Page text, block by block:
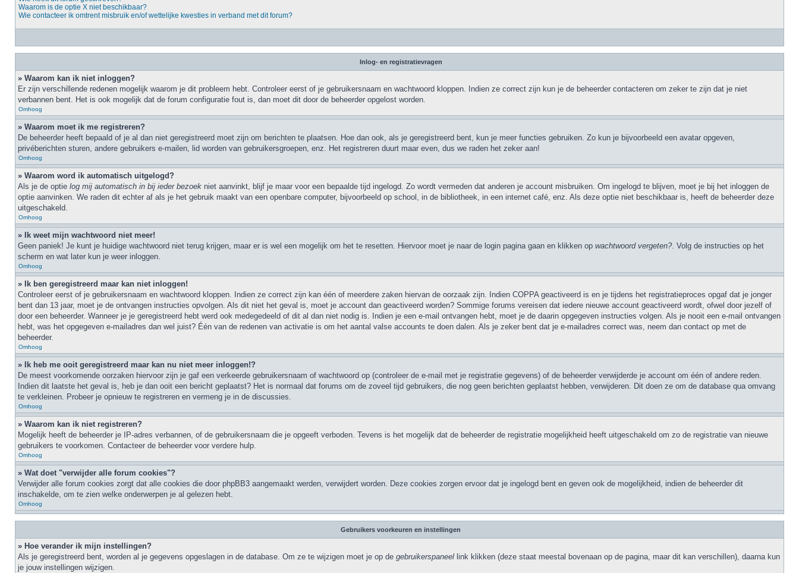
Waarom is de optie X niet beschikbaar?
Wie contacteer ik omtrent misbruik en/of wettelijke kwesties in verband met dit forum?
Inlog- en registratievragen
» Waarom kan ik niet inloggen?
Er zijn verschillende redenen mogelijk waarom je dit probleem hebt. Controleer eerst of je gebruikersnaam en wachtwoord kloppen. Indien ze correct zijn kun je de beheerder contacteren om zeker te zijn dat je niet
verbannen bent. Het is ook mogelijk dat de forum configuratie fout is, dan moet dit door de beheerder opgelost worden.
Omhoog
» Waarom moet ik me registreren?
De beheerder heeft bepaald of je al dan niet geregistreerd moet zijn om berichten te plaatsen. Hoe dan ook, als je geregistreerd bent, kun je meer functies gebruiken. Zo kun je bijvoorbeeld een avatar opgeven,
privéberichten sturen, andere gebruikers e-mailen, lid worden van gebruikersgroepen, enz. Het registreren duurt maar even, dus we raden het zeker aan!
Omhoog
» Waarom word ik automatisch uitgelogd?
Als je de optie log mij automatisch in bij ieder bezoek niet aanvinkt, blijf je maar voor een bepaalde tijd ingelogd. Zo wordt vermeden dat anderen je account misbruiken. Om ingelogd te blijven, moet je bij het inloggen de
optie aanvinken. We raden dit echter af als je het gebruik maakt van een openbare computer, bijvoorbeeld op school, in de bibliotheek, in een internet café, enz. Als deze optie niet beschikbaar is, heeft de beheerder deze
uitgeschakeld.
Omhoog
» Ik weet mijn wachtwoord niet meer!
Geen paniek! Je kunt je huidige wachtwoord niet terug krijgen, maar er is wel een mogelijk om het te resetten. Hiervoor moet je naar de login pagina gaan en klikken op wachtwoord vergeten?. Volg de instructies op het
scherm en wat later kun je weer inloggen.
Omhoog
» Ik ben geregistreerd maar kan niet inloggen!
Controleer eerst of je gebruikersnaam en wachtwoord kloppen. Indien ze correct zijn kan één of meerdere zaken hiervan de oorzaak zijn. Indien COPPA geactiveerd is en je tijdens het registratieproces opgaf dat je jonger
bent dan 13 jaar, moet je de ontvangen instructies opvolgen. Als dit niet het geval is, moet je account dan geactiveerd worden? Sommige forums vereisen dat iedere nieuwe account geactiveerd wordt, ofwel door jezelf of
door een beheerder. Wanneer je je geregistreerd hebt werd ook medegedeeld of dit al dan niet nodig is. Indien je een e-mail ontvangen hebt, moet je de daarin opgegeven instructies volgen. Als je nooit een e-mail ontvangen
hebt, was het opgegeven e-mailadres dan wel juist? Één van de redenen van activatie is om het aantal valse accounts te doen dalen. Als je zeker bent dat je e-mailadres correct was, neem dan contact op met de
beheerder.
Omhoog
» Ik heb me ooit geregistreerd maar kan nu niet meer inloggen!?
De meest voorkomende oorzaken hiervoor zijn je gaf een verkeerde gebruikersnaam of wachtwoord op (controleer de e-mail met je registratie gegevens) of de beheerder verwijderde je account om één of andere reden.
Indien dit laatste het geval is, heb je dan ooit een bericht geplaatst? Het is normaal dat forums om de zoveel tijd gebruikers, die nog geen berichten geplaatst hebben, verwijderen. Dit doen ze om de database qua omvang
te verkleinen. Probeer je opnieuw te registreren en vermeng je in de discussies.
Omhoog
» Waarom kan ik niet registreren?
Mogelijk heeft de beheerder je IP-adres verbannen, of de gebruikersnaam die je opgeeft verboden. Tevens is het mogelijk dat de beheerder de registratie mogelijkheid heeft uitgeschakeld om zo de registratie van nieuwe
gebruikers te voorkomen. Contacteer de beheerder voor verdere hulp.
Omhoog
» Wat doet "verwijder alle forum cookies"?
Verwijder alle forum cookies zorgt dat alle cookies die door phpBB3 aangemaakt werden, verwijdert worden. Deze cookies zorgen ervoor dat je ingelogd bent en geven ook de mogelijkheid, indien de beheerder dit
inschakelde, om te zien welke onderwerpen je al gelezen hebt.
Omhoog
Gebruikers voorkeuren en instellingen
» Hoe verander ik mijn instellingen?
Als je geregistreerd bent, worden al je gegevens opgeslagen in de database. Om ze te wijzigen moet je op de gebruikerspaneel link klikken (deze staat meestal bovenaan op de pagina, maar dit kan verschillen), daarna kun
je jouw instellingen wijzigen.